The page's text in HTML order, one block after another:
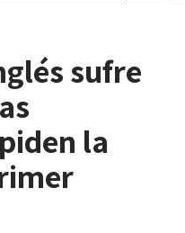
sufre
la